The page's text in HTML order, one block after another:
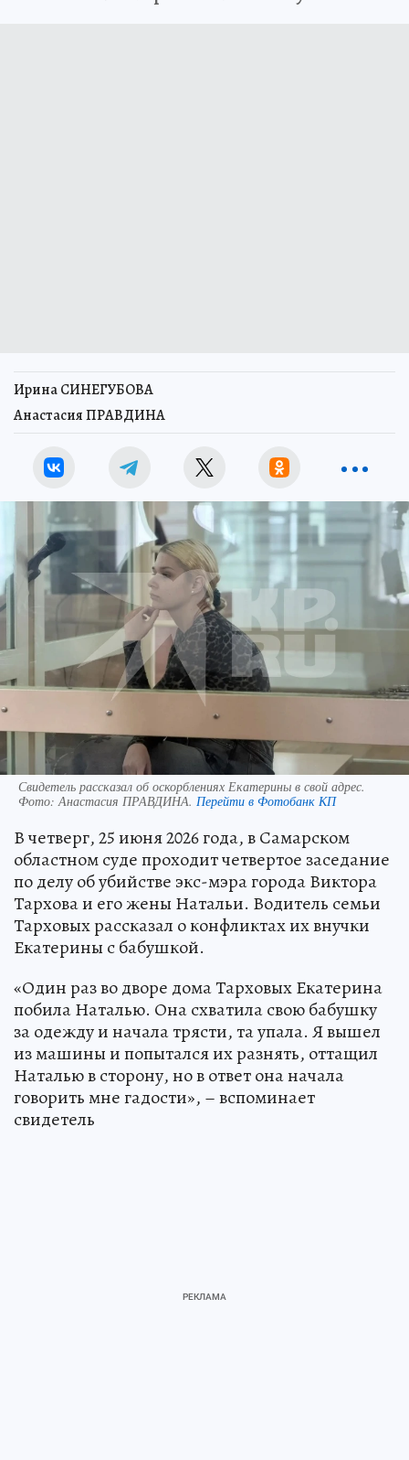
Ирина СИНЕГУБОВА
Анастасия ПРАВДИНА
Свидетель рассказал об оскорблениях Екатерины в свой адрес.
Фото:Анастасия ПРАВДИНА. Перейти в Фотобанк КП
В четверг, 25 июня 2026 года, в Самарском
областном суде проходит четвертое заседание
по делу об убийстве экс-мэра города Виктора
Тархова и его жены Натальи. Водитель семьи
Тарховых рассказал о конфликтах их внучки
Екатерины с бабушкой.
«Один раз во дворе дома Тарховых Екатерина
побила Наталью. Она схватила свою бабушку
за одежду и начала трясти, та упала. Я вышел
из машины и попытался их разнять, оттащил
Наталью в сторону, но в ответ она начала
говорить мне гадости», – вспоминает
свидетель